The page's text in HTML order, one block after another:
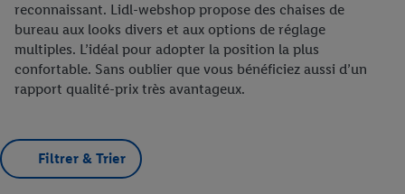
reconnaissant. Lidl-webshop propose des chaises de
bureau aux looks divers et aux options de réglage
multiples. L’idéal pour adopter la position la plus
confortable. Sans oublier que vous bénéficiez aussi d’un
rapport qualité-prix très avantageux.
Filtrer & Trier